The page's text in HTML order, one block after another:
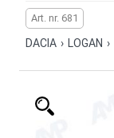
Art. nr. 681
DACIA › LOGAN ›